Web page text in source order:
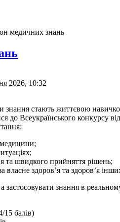
медичних знань
2026, 10:32
стають життєвою
Всеукраїнського конкурсу
медицини;
та швидкого прийняття рішень;
власне здоров’я та здоров’я
застосовувати знання в
15 балів)